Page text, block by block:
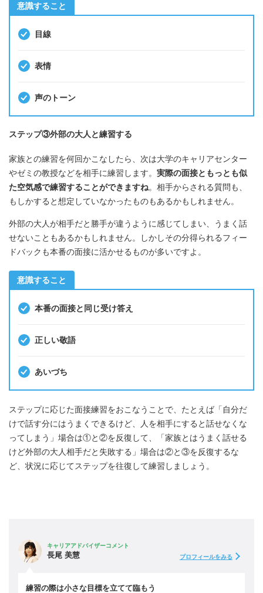
意識すること
目線
表情
声のトーン
ステップ③外部の大人と練習する
家族との練習を何回かこなしたら、次は大学のキャリアセンター
やゼミの教授などを相手に練習します。 実際の面接ともっとも似
た空気感で練習することができますね。相手からされる質問も、
もしかすると想定していなかったものもあるかもしれません。
外部の大人が相手だと勝手が違うように感じてしまい、うまく話
せないこともあるかもしれません。しかしその分得られるフィー
ドバックも本番の面接に活かせるものが多いですよ。
意識すること
本番の面接と同じ受け答え
正しい敬語
あいづち
ステップに応じた面接練習をおこなうことで、たとえば「自分だ
けで話す分にはうまくできるけど、人を相手にすると話せなくな
ってしまう」場合は①と②を反復して、「家族とはうまく話せる
けど外部の大人相手だと失敗する」場合は②と③を反復するな
ど、状況に応じてステップを往復して練習しましょう。
キャリアアドバイザーコメント
長尾 美慧 プロフィールをみる
練習の際は小さな目標を立てて臨もう